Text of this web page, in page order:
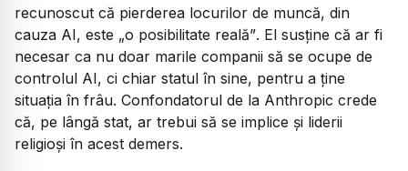
recunoscut că pierderea locurilor de muncă, din
cauza AI, este „o posibilitate reală”. El susține că ar fi
necesar ca nu doar marile companii să se ocupe de
controlul AI, ci chiar statul în sine, pentru a ține
situația în frâu. Confondatorul de la Anthropic crede
că, pe lângă stat, ar trebui să se implice și liderii
religioși în acest demers.